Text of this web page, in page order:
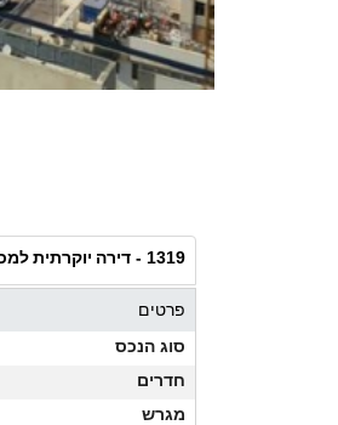
1319 - דירה יוקרתית
פרטים
סוג הנכס
חדרים
מגרש